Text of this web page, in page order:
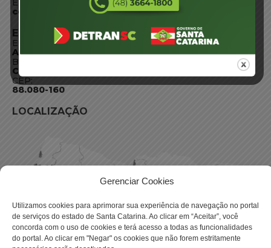
Gerenciar Cookies
Utilizamos cookies para aprimorar sua experiência de navegação no portal
de serviços do estado de Santa Catarina. Ao clicar em “Aceitar”, você
concorda com o uso de cookies e terá acesso a todas as funcionalidades
do portal. Ao clicar em "Negar" os cookies que não forem estritamente
E-mail:
centraldeinformacoes@detran.sc.gov.br
ENDEREÇO
Endereço:
Av. Almirante Tamandaré - 480
Bairro:
Coqueiros, Florianópolis SC
CEP:
88.080-160
LOCALIZAÇÃO